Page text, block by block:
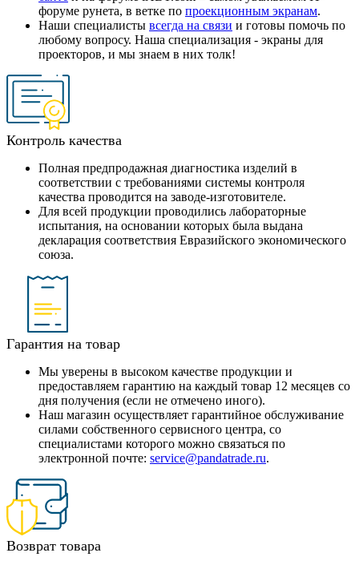
форуме рунета, в ветке по проекционным экранам.
Наши специалисты всегда на связи и готовы помочь по
любому вопросу. Наша специализация - экраны для
проекторов, и мы знаем в них толк!
Контроль качества
Полная предпродажная диагностика изделий в
соответствии с требованиями системы контроля
качества проводится на заводе-изготовителе.
Для всей продукции проводились лабораторные
испытания, на основании которых была выдана
декларация соответствия Евразийского экономического
союза.
Гарантия на товар
Мы уверены в высоком качестве продукции и
предоставляем гарантию на каждый товар 12 месяцев со
дня получения (если не отмечено иного).
Наш магазин осуществляет гарантийное обслуживание
силами собственного сервисного центра, со
специалистами которого можно связаться по
электронной почте: service@pandatrade.ru.
Возврат товара